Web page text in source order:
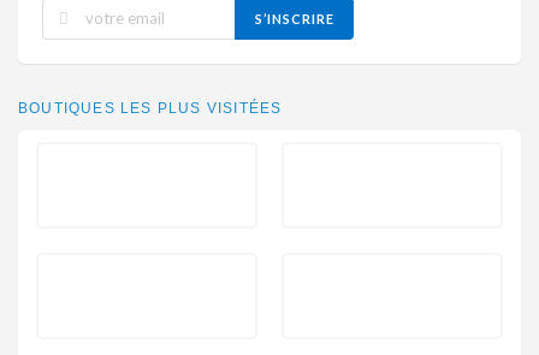
S’INSCRIRE
BOUTIQUES LES PLUS VISITÉES